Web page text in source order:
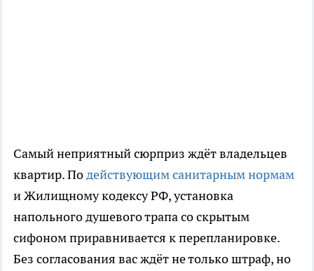
Самый неприятный сюрприз ждёт владельцев
квартир. Подействующим санитарным нормам
и Жилищному кодексу РФ, установка
напольного душевого трапа со скрытым
сифоном приравнивается к перепланировке.
Без согласования вас ждёт не только штраф, но